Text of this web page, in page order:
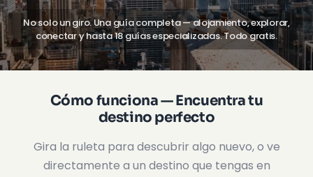
ContactoNo solo un giro. Una guía completa — alojamiento, explorar,
conectar y hasta 18 guías especializadas. Todo gratis.
Cómo funciona — Encuentra tu
destino perfecto
Gira la ruleta para descubrir algo nuevo, o ve
directamente a un destino que tengas en